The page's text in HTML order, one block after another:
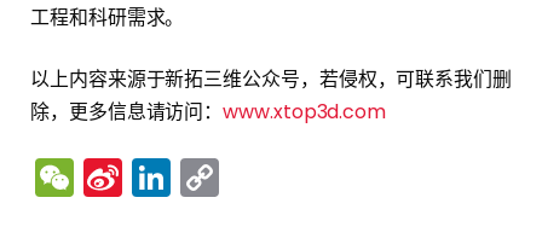
工程和科研需求。
以上内容来源于新拓三维公众号，若侵权，可联系我们删
除，更多信息请访问：www.xtop3d.com
WeChat
Sina
Weibo
LinkedIn